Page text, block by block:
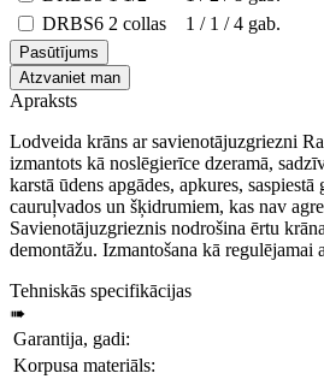
DRBS6 2 collas 1 / 1 / 4 gab.
Pasūtījums
Atzvaniet man
Apraksts
Lodveida krāns ar savienotājuzgriezni
izmantots kā noslēgierīce dzeramā,
karstā ūdens apgādes, apkures, saspiestā
cauruļvados un šķidrumiem, kas nav
Savienotājuzgrieznis nodrošina ērtu
demontāžu. Izmantošana kā regulējamai
Tehniskās specifikācijas
➠
Garantija, gadi:
Korpusa materiāls: